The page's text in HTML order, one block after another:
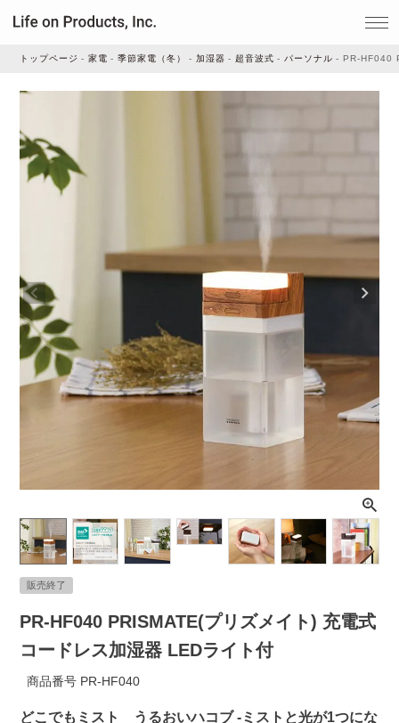
家事・生活雑貨
デジタル雑貨
ライト・シーリングファン
アウトレット
トップページ 家電 季節家電（冬） 加湿器 超音波式 パーソナル PR-HF040
販売終了
PR-HF040 PRISMATE(プリズメイト) 充電式
コードレス加湿器 LEDライト付
商品番号 PR-HF040
どこでもミスト うるおいハコブ -ミストと光が1つにな